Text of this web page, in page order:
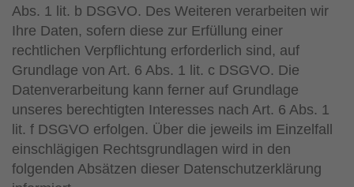
Abs. 1 lit. b DSGVO. Des Weiteren verarbeiten wir
Ihre Daten, sofern diese zur Erfüllung einer
rechtlichen Verpflichtung erforderlich sind, auf
Grundlage von Art. 6 Abs. 1 lit. c DSGVO. Die
Datenverarbeitung kann ferner auf Grundlage
unseres berechtigten Interesses nach Art. 6 Abs. 1
lit. f DSGVO erfolgen. Über die jeweils im Einzelfall
einschlägigen Rechtsgrundlagen wird in den
folgenden Absätzen dieser Datenschutzerklärung